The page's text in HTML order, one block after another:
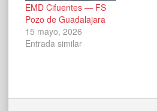
EMD Cifuentes — FS
Pozo de Guadalajara
15 mayo, 2026
Entrada similar